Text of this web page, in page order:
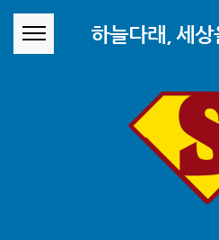
하늘다래, 세